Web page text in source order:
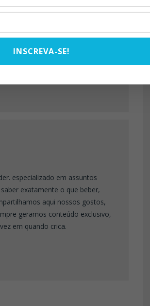
especializado em assuntos
exatamente o que beber,
aqui nossos gostos,
geramos conteúdo exclusivo,
em quando crica.
RAND BARTENDER: DE
VISTA PARA O MUNDO
INSCREVA-SE!